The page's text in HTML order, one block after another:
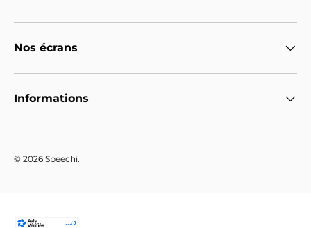
Nos écrans
Informations
© 2026 Speechi.